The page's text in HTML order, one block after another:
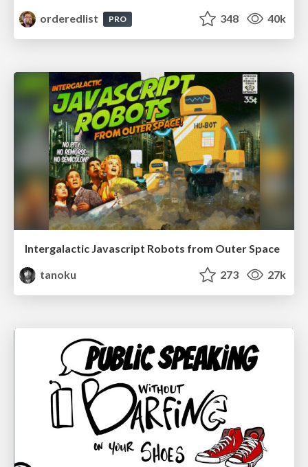
orderedlist
PRO 348 40k
Intergalactic Javascript Robots from Outer Space
tanoku
273 27k